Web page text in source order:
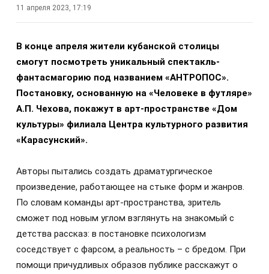
11 апреля 2023, 17:19
В конце апреля жители кубанской столицы
смогут посмотреть уникальный спектакль-
фантасмагорию под названием «АНТРОПОС».
Постановку, основанную на «Человеке в футляре»
А.П. Чехова, покажут в арт-пространстве «Дом
культуры» филиала Центра культурного развития
«Карасунский».
Авторы пытались создать драматургическое
произведение, работающее на стыке форм и жанров.
По словам команды арт-пространства, зритель
сможет под новым углом взглянуть на знакомый с
детства рассказ: в постановке психологизм
соседствует с фарсом, а реальность – с бредом. При
помощи причудливых образов публике расскажут о